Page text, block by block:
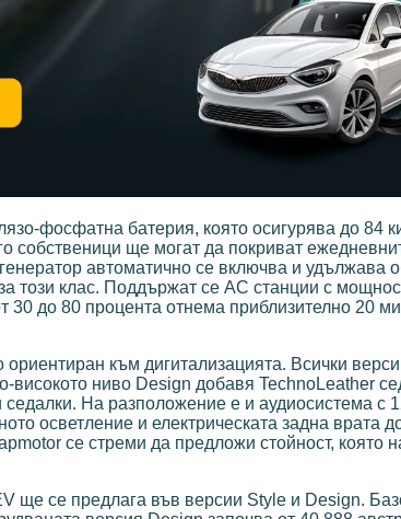
фосфатна батерия, която осигурява до 84
собственици ще могат да покриват
автоматично се включва и удължава
този клас. Поддържат се AC станции с
до 80 процента отнема приблизително 20
към дигитализацията. Всички
ниво Design добавя TechnoLeather
На разположение е и аудиосистема с
осветление и електрическата задна врата
се стреми да предложи стойност, която
ще се предлага във версии Style и Design.